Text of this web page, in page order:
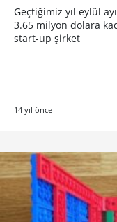
Geçtiğimiz yıl eylül
3.65 milyon dolara
start-up şirket
14 yıl önce